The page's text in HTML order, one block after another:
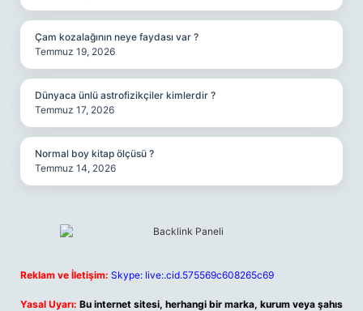
Çam kozalağının neye faydası var ?
Temmuz 19, 2026
Dünyaca ünlü astrofizikçiler kimlerdir ?
Temmuz 17, 2026
Normal boy kitap ölçüsü ?
Temmuz 14, 2026
Reklam ve İletişim: Skype: live:.cid.575569c608265c69
Yasal Uyarı: Bu internet sitesi, herhangi bir marka, kurum veya şahıs